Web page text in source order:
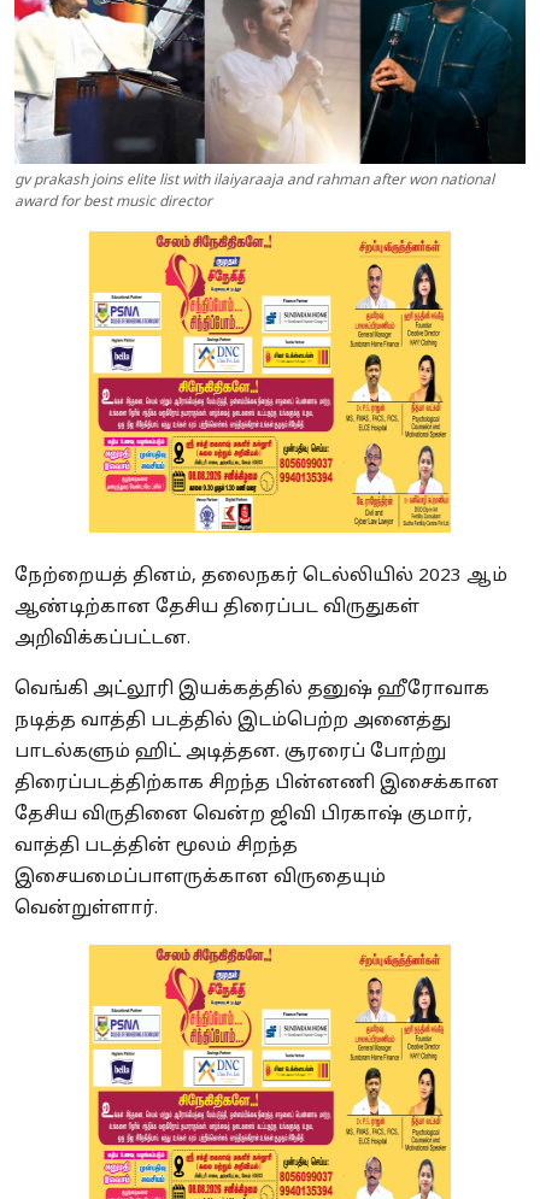
gv prakash joins elite list with ilaiyaraaja and rahman after won national
award for best music director
நேற்றையத் தினம், தலைநகர் டெல்லியில் 2023 ஆம்
ஆண்டிற்கான தேசிய திரைப்பட விருதுகள்
அறிவிக்கப்பட்டன.
வெங்கி அட்லூரி இயக்கத்தில் தனுஷ் ஹீரோவாக
நடித்த வாத்தி படத்தில் இடம்பெற்ற அனைத்து
பாடல்களும் ஹிட் அடித்தன. சூரரைப் போற்று
திரைப்படத்திற்காக சிறந்த பின்னணி இசைக்கான
தேசிய விருதினை வென்ற ஜிவி பிரகாஷ் குமார்,
வாத்தி படத்தின் மூலம் சிறந்த
இசையமைப்பாளருக்கான விருதையும்
வென்றுள்ளார்.